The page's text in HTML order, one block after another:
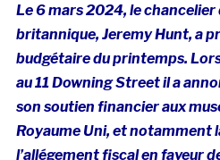
Le 6 mars 2024, le chancelier
britannique, Jeremy Hunt, a
budgétaire du printemps.
au 11 Downing Street il a
son soutien financier aux
Royaume Uni, et notamment
l’allégement fiscal en faveur